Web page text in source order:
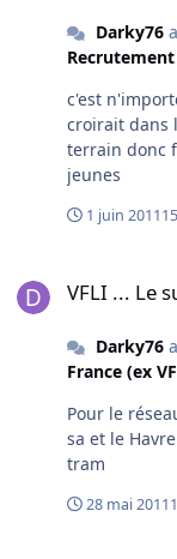
techniques
entretiens
comme dans
Darky76
c'est
croirait dans
terrain donc
jeunes
1 juin 2011
VFLI ... Le
Darky76
France (ex
Pour le
sa et le
tram
28 mai 2011